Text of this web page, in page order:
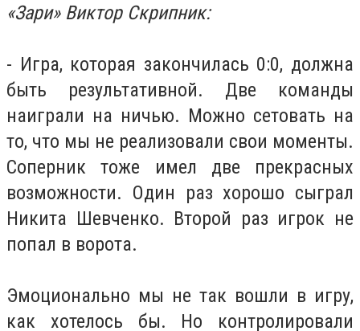
«Зари» Виктор Скрипник:
- Игра, которая закончилась 0:0, должна
быть результативной. Две команды
наиграли на ничью. Можно сетовать на
то, что мы не реализовали свои моменты.
Соперник тоже имел две прекрасных
возможности. Один раз хорошо сыграл
Никита Шевченко. Второй раз игрок не
попал в ворота.
Эмоционально мы не так вошли в игру,
как хотелось бы. Но контролировали